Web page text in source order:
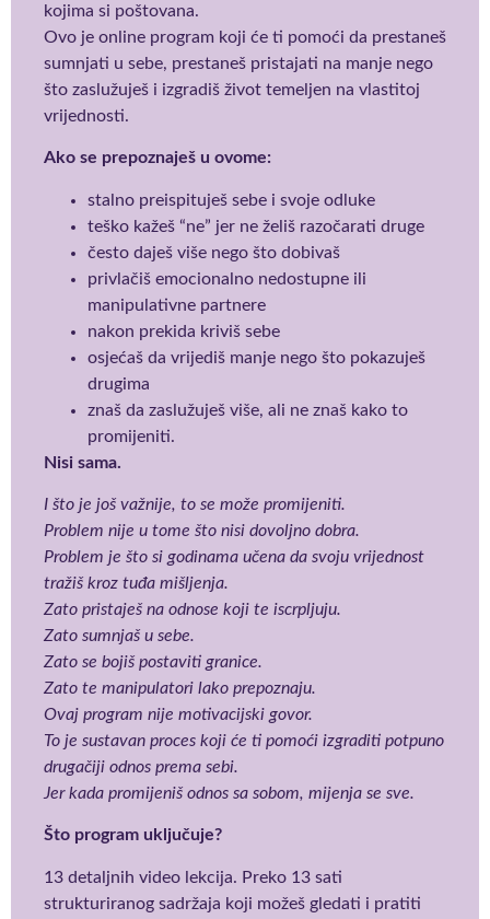
kojima si poštovana.
Ovo je online program koji će ti pomoći da prestaneš
sumnjati u sebe, prestaneš pristajati na manje nego
što zaslužuješ i izgradiš život temeljen na vlastitoj
vrijednosti.
Ako se prepoznaješ u ovome:
stalno preispituješ sebe i svoje odluke
teško kažeš “ne” jer ne želiš razočarati druge
često daješ više nego što dobivaš
privlačiš emocionalno nedostupne ili
manipulativne partnere
nakon prekida kriviš sebe
osjećaš da vrijediš manje nego što pokazuješ
drugima
znaš da zaslužuješ više, ali ne znaš kako to
promijeniti.
Nisi sama.
I što je još važnije, to se može promijeniti.
Problem nije u tome što nisi dovoljno dobra.
Problem je što si godinama učena da svoju vrijednost
tražiš kroz tuđa mišljenja.
Zato pristaješ na odnose koji te iscrpljuju.
Zato sumnjaš u sebe.
Zato se bojiš postaviti granice.
Zato te manipulatori lako prepoznaju.
Ovaj program nije motivacijski govor.
To je sustavan proces koji će ti pomoći izgraditi potpuno
drugačiji odnos prema sebi.
Jer kada promijeniš odnos sa sobom, mijenja se sve.
Što program uključuje?
13 detaljnih video lekcija. Preko 13 sati
strukturiranog sadržaja koji možeš gledati i pratiti